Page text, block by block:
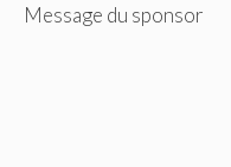
Message du sponsor